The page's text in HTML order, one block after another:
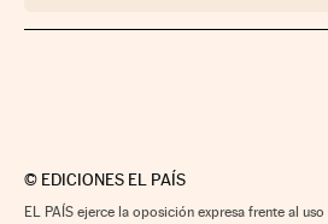
© EDICIONES EL PAÍS
EL PAÍS ejerce la oposición expresa frente al